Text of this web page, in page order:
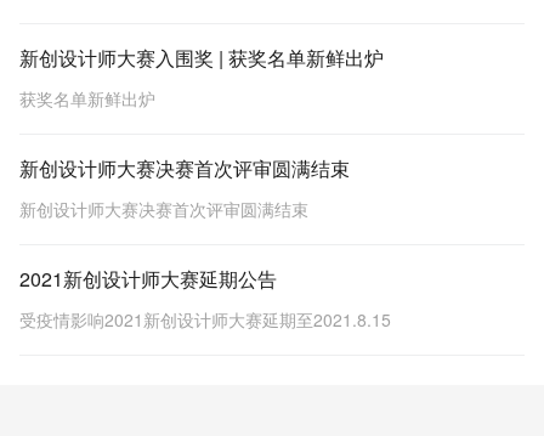
新创设计师大赛入围奖 | 获奖名单新鲜出炉
获奖名单新鲜出炉
新创设计师大赛决赛首次评审圆满结束
新创设计师大赛决赛首次评审圆满结束
2021新创设计师大赛延期公告
受疫情影响2021新创设计师大赛延期至2021.8.15